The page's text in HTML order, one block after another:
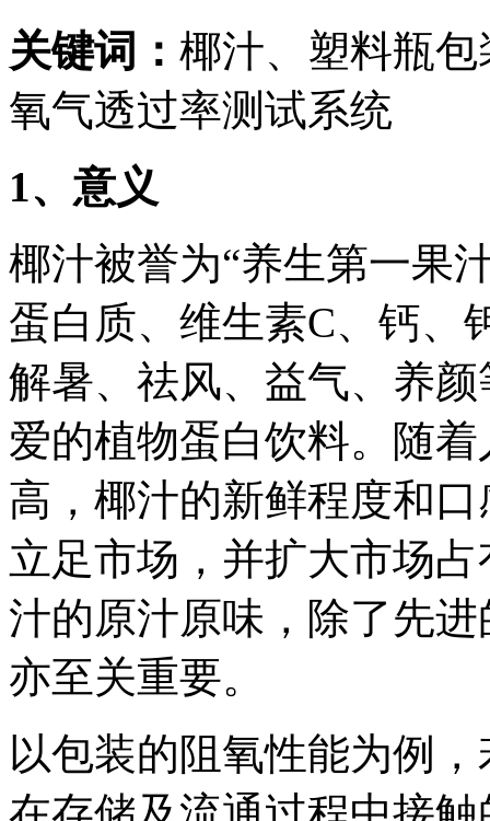
关键词： 椰汁、塑料瓶
氧气透过率测试系统
1、意义
椰汁被誉为“养生第一果
蛋白质、维生素C、钙、
解暑、祛风、益气、养
爱的植物蛋白饮料。随
高，椰汁的新鲜程度和
立足市场，并扩大市场
汁的原汁原味，除了先
亦至关重要。
以包装的阻氧性能为例